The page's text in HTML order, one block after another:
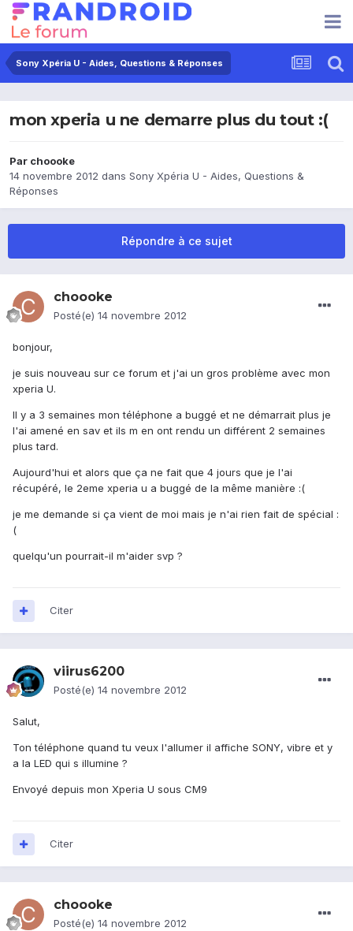
Sony Xpéria U - Aides, Questions & Réponses
mon xperia u ne demarre plus du tout :(
Par choooke
14 novembre 2012 dans Sony Xpéria U - Aides, Questions &
Réponses
Répondre à ce sujet
choooke
Posté(e) 14 novembre 2012
bonjour,
je suis nouveau sur ce forum et j'ai un gros problème avec mon
xperia U.
Il y a 3 semaines mon téléphone a buggé et ne démarrait plus je
l'ai amené en sav et ils m en ont rendu un différent 2 semaines
plus tard.
Aujourd'hui et alors que ça ne fait que 4 jours que je l'ai
récupéré, le 2eme xperia u a buggé de la même manière :(
je me demande si ça vient de moi mais je n'ai rien fait de spécial :
(
quelqu'un pourrait-il m'aider svp ?
Citer
viirus6200
Posté(e) 14 novembre 2012
Salut,
Ton téléphone quand tu veux l'allumer il affiche SONY, vibre et y
a la LED qui s illumine ?
Envoyé depuis mon Xperia U sous CM9
Citer
choooke
Posté(e) 14 novembre 2012